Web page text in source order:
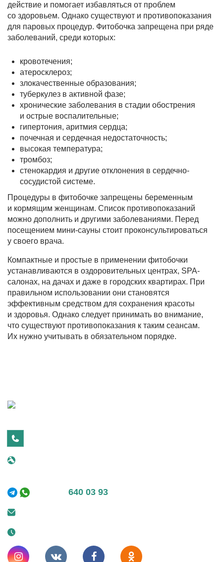
действие и помогает избавляться от проблем
со здоровьем. Однако существуют и противопоказания
для паровых процедур. Фитобочка запрещена при ряде
заболеваний, среди которых:
кровотечения;
атеросклероз;
злокачественные образования;
туберкулез в активной фазе;
хронические заболевания в стадии обострения
и острые воспалительные;
гипертония, аритмия сердца;
почечная и сердечная недостаточность;
высокая температура;
тромбоз;
стенокардия и другие отклонения в сердечно-
сосудистой системе.
Процедуры в фитобочке запрещены беременным
и кормящим женщинам. Список противопоказаний
можно дополнить и другими заболеваниями. Перед
посещением мини-сауны стоит проконсультироваться
у своего врача.
Компактные и простые в применении фитобочки
устанавливаются в оздоровительных центрах, SPA-
салонах, на дачах и даже в городских квартирах. При
правильном использовании они становятся
эффективным средством для сохранения красоты
и здоровья. Однако следует принимать во внимание,
что существуют противопоказания к таким сеансам.
Их нужно учитывать в обязательном порядке.
640 03 93